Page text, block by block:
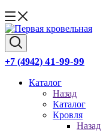
+7 (4942) 41-99-99
Каталог
Назад
Каталог
Кровля
Назад